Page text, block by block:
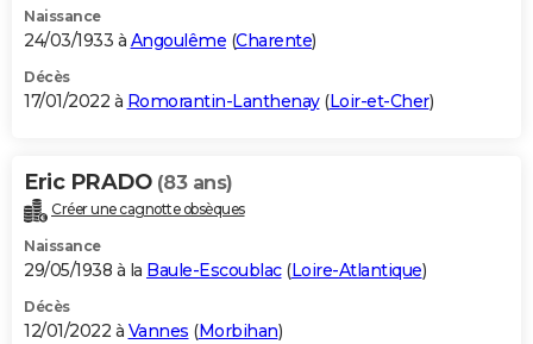
Naissance
24/03/1933 à Angoulême (Charente)
Décès
17/01/2022 à Romorantin-Lanthenay(Loir-et-Cher)
Eric PRADO (83 ans)
Créer une cagnotte obsèques
Naissance
29/05/1938 à la Baule-Escoublac(Loire-Atlantique)
Décès
12/01/2022 à Vannes (Morbihan)